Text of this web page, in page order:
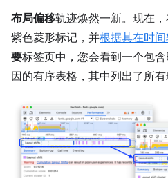
布局偏移轨迹焕然一新。现在，
紫色菱形标记，并根据其在时
要标签页中，您会看到一个包
因的有序表格，其中列出了所有